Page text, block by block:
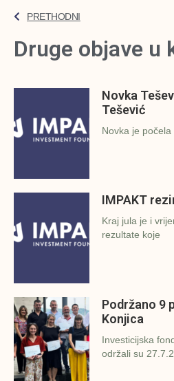
PRETHODNI
Druge objave u
Novka
Tešević
Novka je
IMPAKT
Kraj jula je i
rezultate koje
Podržano 9
Konjica
Investicijska
održali su